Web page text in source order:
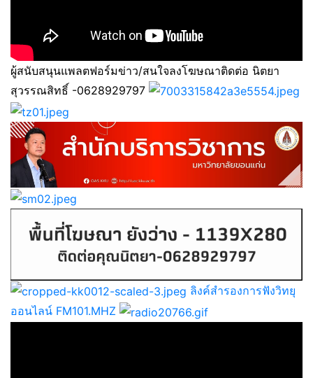
ผู้สนับสนุนแพลตฟอร์มข่าว/สนใจลงโฆษณาติดต่อ นิตยา
สุวรรณสิทธิ์ -0628929797
ลิงค์สำรองการฟังวิทยุ
ออนไลน์ FM101.MHZ